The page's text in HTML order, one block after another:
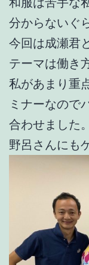
分からないぐ
今回は成瀬君
テーマは働き
私があまり重
ミナーなので
合わせました。
野呂さんにも